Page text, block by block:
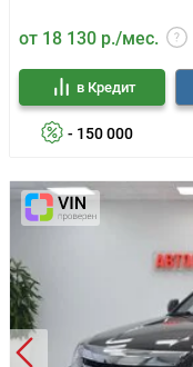
от 18 130 р./мес.
- 150 000
в Кредит